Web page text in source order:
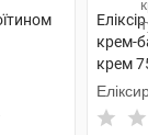
крем-
крем